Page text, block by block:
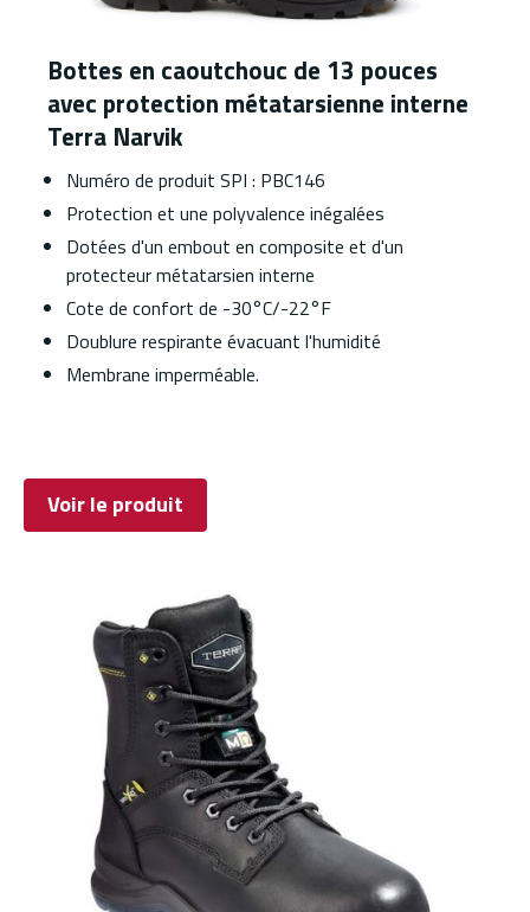
Bottes en caoutchouc de 13 pouces
avec protection métatarsienne interne
Terra Narvik
Numéro de produit SPI : PBC146
Protection et une polyvalence inégalées
Dotées d'un embout en composite et d'un
protecteur métatarsien interne
Cote de confort de -30°C/-22°F
Doublure respirante évacuant l'humidité
Membrane imperméable.
Voir le produit